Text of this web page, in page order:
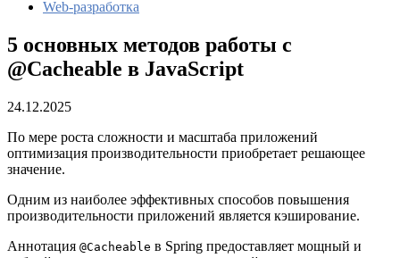
Web-разработка
5 основных методов работы с
@Cacheable в JavaScript
24.12.2025
По мере роста сложности и масштаба приложений
оптимизация производительности приобретает решающее
значение.
Одним из наиболее эффективных способов повышения
производительности приложений является кэширование.
Аннотация @Cacheable в Spring предоставляет мощный и